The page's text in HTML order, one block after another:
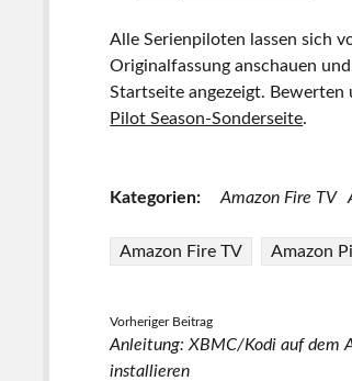
Alle Serienpiloten lassen sich
Originalfassung anschauen
Startseite angezeigt.
Pilot Season-Sonderseite.
Kategorien: Amazon Fire TV
Amazon Fire TV Amazon
Vorheriger Beitrag
Anleitung: XBMC/Kodi auf dem
installieren